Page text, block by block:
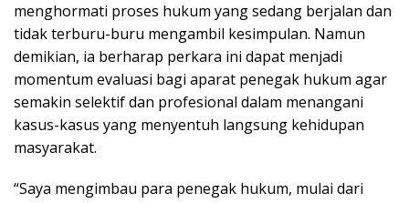
menghormati proses hukum yang sedang berjalan dan
tidak terburu-buru mengambil kesimpulan. Namun
demikian, ia berharap perkara ini dapat menjadi
momentum evaluasi bagi aparat penegak hukum agar
semakin selektif dan profesional dalam menangani
kasus-kasus yang menyentuh langsung kehidupan
masyarakat.
“Saya mengimbau para penegak hukum, mulai dari